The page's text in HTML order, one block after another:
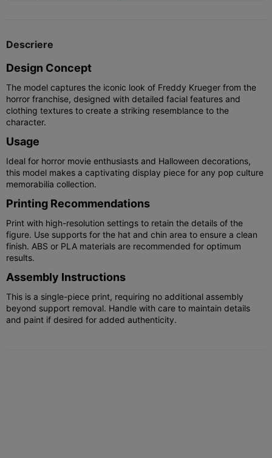
Descriere
Design Concept
The model captures the iconic look of Freddy Krueger from the
horror franchise, designed with detailed facial features and
clothing textures to create a striking resemblance to the
character.
Usage
Ideal for horror movie enthusiasts and Halloween decorations,
this model makes a captivating display piece for any pop culture
memorabilia collection.
Printing Recommendations
Print with high-resolution settings to retain the details of the
figure. Use supports for the hat and chin area to ensure a clean
finish. ABS or PLA materials are recommended for optimum
results.
Assembly Instructions
This is a single-piece print, requiring no additional assembly
beyond support removal. Handle with care to maintain details
and paint if desired for added authenticity.